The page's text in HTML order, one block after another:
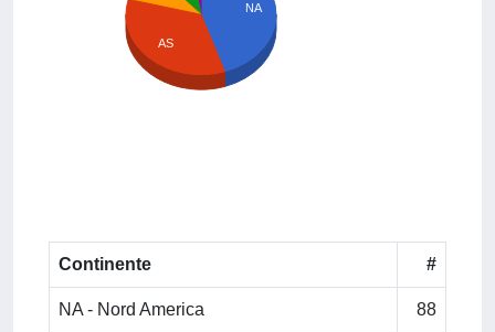
NA
AS
Continente #
NA - Nord America 88